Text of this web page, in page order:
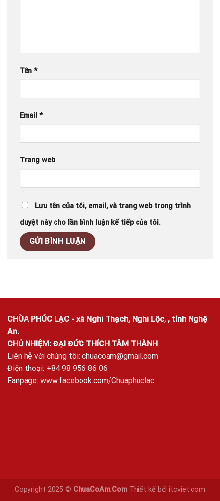
Tên *
Email *
Trang web
Lưu tên của tôi, email, và trang web trong trình
duyệt này cho lần bình luận kế tiếp của tôi.
CHÙA PHÚC LẠC - xã Nghi Thạch, Nghi Lộc, , tỉnh Nghệ
An.
CHỦ NHIỆM: ĐẠI ĐỨC THÍCH TÂM THÀNH
Liên hệ với chúng tôi: chuacoam@gmail.com
Điện thoại: +84 98 956 86 06
Fanpage: www.facebook.com/Chuaphuclac
Copyright 2025 © ChuaCoAm.Com Thiết kế bởi itcviet.com